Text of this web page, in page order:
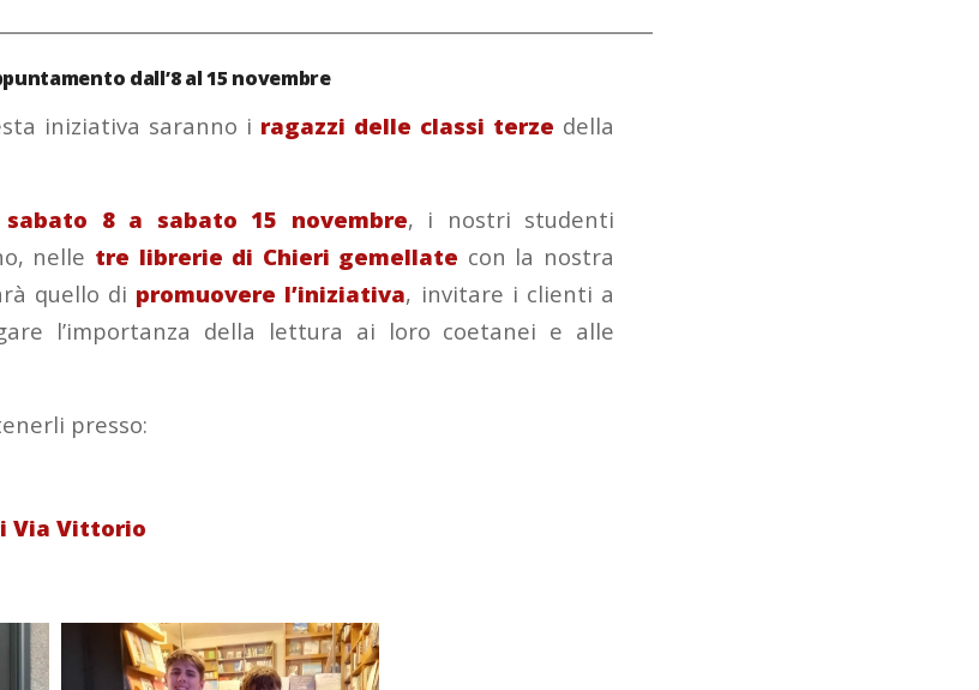
dall’8 al 15 novembre
iniziativa saranno i ragazzi delle classi terze della
sabato 8 a sabato 15 novembre, i nostri studenti
nelle tre librerie di Chieri gemellate con la nostra
quello di promuovere l’iniziativa, invitare i clienti a
l’importanza della lettura ai loro coetanei e alle
presso:
Via Vittorio